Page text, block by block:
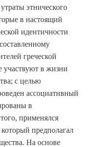
этнического
в настоящий
идентичности
греческой
участвуют в жизни
с целью
ассоциативный
в
применялся
предполагал
На основе